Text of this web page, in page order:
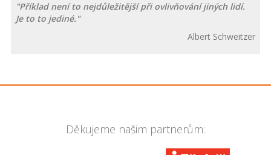
"Příklad není to nejdůležitější při ovlivňování jiných lidí.
Je to to jediné."
Albert Schweitzer
Děkujeme našim partnerům: